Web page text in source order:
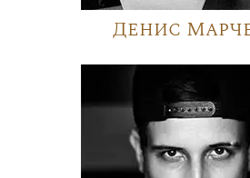
Денис